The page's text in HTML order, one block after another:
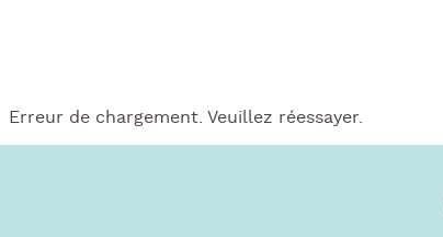
Erreur de chargement. Veuillez réessayer.